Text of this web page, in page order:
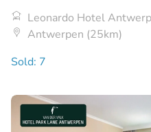
Leonardo Hotel
Antwerpen (25km)
Sold: 7